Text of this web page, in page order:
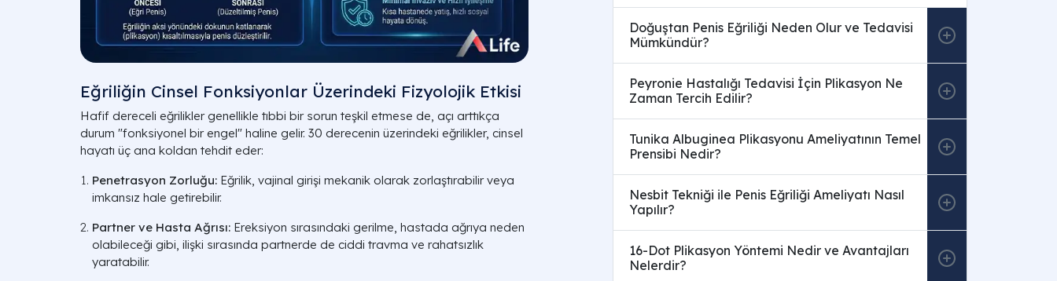
Eğriliğin Cinsel Fonksiyonlar Üzerindeki Fizyolojik Etkisi
Hafif dereceli eğrilikler genellikle tıbbi bir sorun teşkil etmese de, açı arttıkça
durum "fonksiyonel bir engel" haline gelir. 30 derecenin üzerindeki eğrilikler, cinsel
hayatı üç ana koldan tehdit eder:
Penetrasyon Zorluğu: Eğrilik, vajinal girişi mekanik olarak zorlaştırabilir veya
imkansız hale getirebilir.
Partner ve Hasta Ağrısı: Ereksiyon sırasındaki gerilme, hastada ağrıya neden
olabileceği gibi, ilişki sırasında partnerde de ciddi travma ve rahatsızlık
yaratabilir.
Doğuştan Penis Eğriliği Neden Olur ve Tedavisi
Mümkündür?
Peyronie Hastalığı Tedavisi İçin Plikasyon Ne
Zaman Tercih Edilir?
Tunika Albuginea Plikasyonu Ameliyatının Temel
Prensibi Nedir?
Nesbit Tekniği ile Penis Eğriliği Ameliyatı Nasıl
Yapılır?
16-Dot Plikasyon Yöntemi Nedir ve Avantajları
Nelerdir?